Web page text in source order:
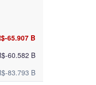
65.907 B
60.582 B
83.793 B